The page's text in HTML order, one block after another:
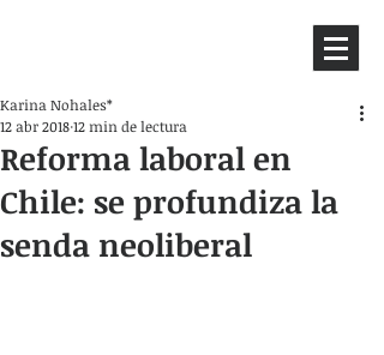
Reforma laboral en
Chile: se profundiza la
senda neoliberal
Karina Nohales*
12 abr 201812 min de lectura